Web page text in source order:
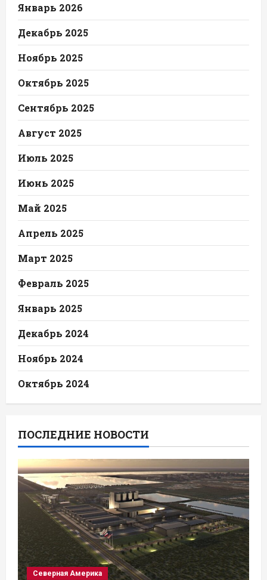
Январь 2026
Декабрь 2025
Ноябрь 2025
Октябрь 2025
Сентябрь 2025
Август 2025
Июль 2025
Июнь 2025
Май 2025
Апрель 2025
Март 2025
Февраль 2025
Январь 2025
Декабрь 2024
Ноябрь 2024
Октябрь 2024
ПОСЛЕДНИЕ НОВОСТИ
Северная Америка